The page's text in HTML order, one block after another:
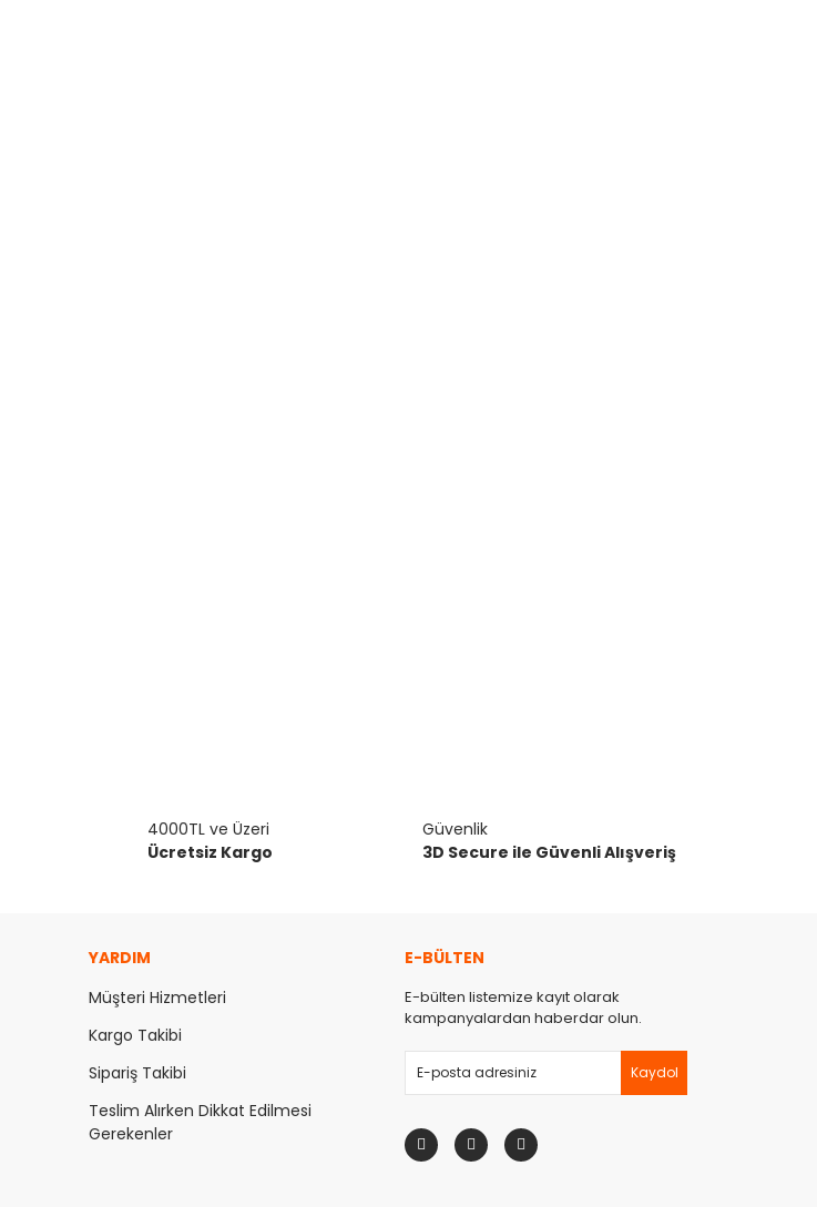
4000TL ve Üzeri
Ücretsiz Kargo
Güvenlik
3D Secure ile Güvenli Alışveriş
YARDIM
Müşteri Hizmetleri
Kargo Takibi
Sipariş Takibi
Teslim Alırken Dikkat Edilmesi
Gerekenler
E-BÜLTEN
E-bülten listemize kayıt olarak
kampanyalardan haberdar olun.
Kaydol